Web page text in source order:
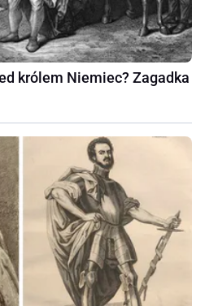
królem Niemiec? Zagadka